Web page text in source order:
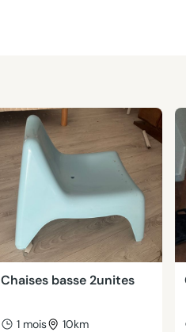
Chaises basse 2unites
1 mois 10km